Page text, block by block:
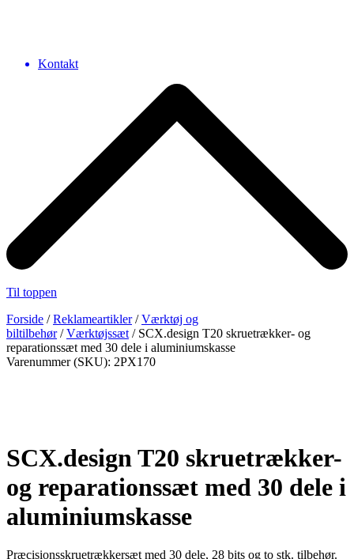
Kontakt
Til toppen
Forside /Reklameartikler/Værktøj og
biltilbehør/Værktøjssæt / SCX.design T20 skruetrækker- og
reparationssæt med 30 dele i aluminiumskasse
Varenummer (SKU): 2PX170
SCX.design T20 skruetrækker-
og reparationssæt med 30 dele i
aluminiumskasse
Præcisionsskruetrækkersæt med 30 dele, 28 bits og to stk. tilbehør.